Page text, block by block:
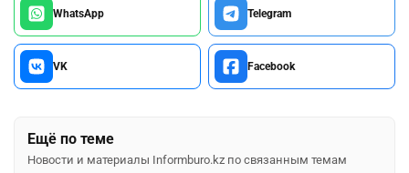
WhatsApp Telegram
VK Facebook
Ещё по теме
Новости и материалы Informburo.kz по связанным темам